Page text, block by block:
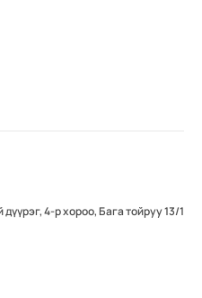
4-р хороо, Бага тойруу 13/1